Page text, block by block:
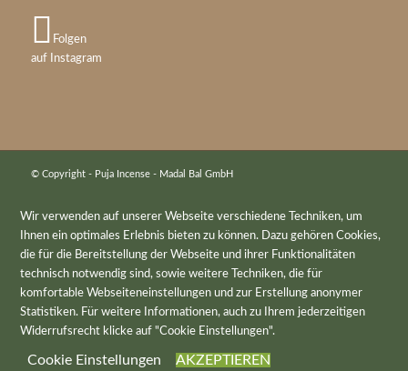
Folgen
auf Instagram
© Copyright - Puja Incense - Madal Bal GmbH
Wir verwenden auf unserer Webseite verschiedene Techniken, um
Ihnen ein optimales Erlebnis bieten zu können. Dazu gehören Cookies,
die für die Bereitstellung der Webseite und ihrer Funktionalitäten
technisch notwendig sind, sowie weitere Techniken, die für
komfortable Webseiteneinstellungen und zur Erstellung anonymer
Statistiken. Für weitere Informationen, auch zu Ihrem jederzeitigen
Widerrufsrecht klicke auf "Cookie Einstellungen".
Cookie Einstellungen AKZEPTIEREN